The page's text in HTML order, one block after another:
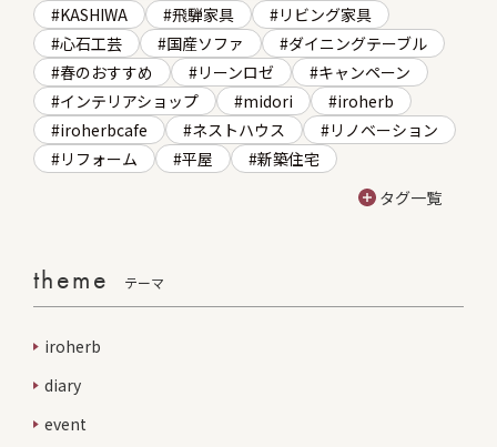
KASHIWA
飛騨家具
リビング家具
心石工芸
国産ソファ
ダイニングテーブル
春のおすすめ
リーンロゼ
キャンペーン
インテリアショップ
midori
iroherb
iroherbcafe
ネストハウス
リノベーション
リフォーム
平屋
新築住宅
タグ一覧
theme テーマ
iroherb
diary
event